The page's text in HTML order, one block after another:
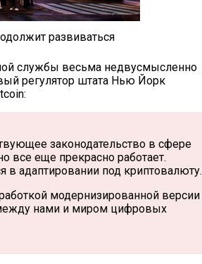
развиваться
службы весьма недвусмысленно
регулятор штата Нью Йорк
законодательство в сфере
все еще прекрасно работает.
адаптировании под криптовалюту.
модернизированной версии
нами и миром цифровых